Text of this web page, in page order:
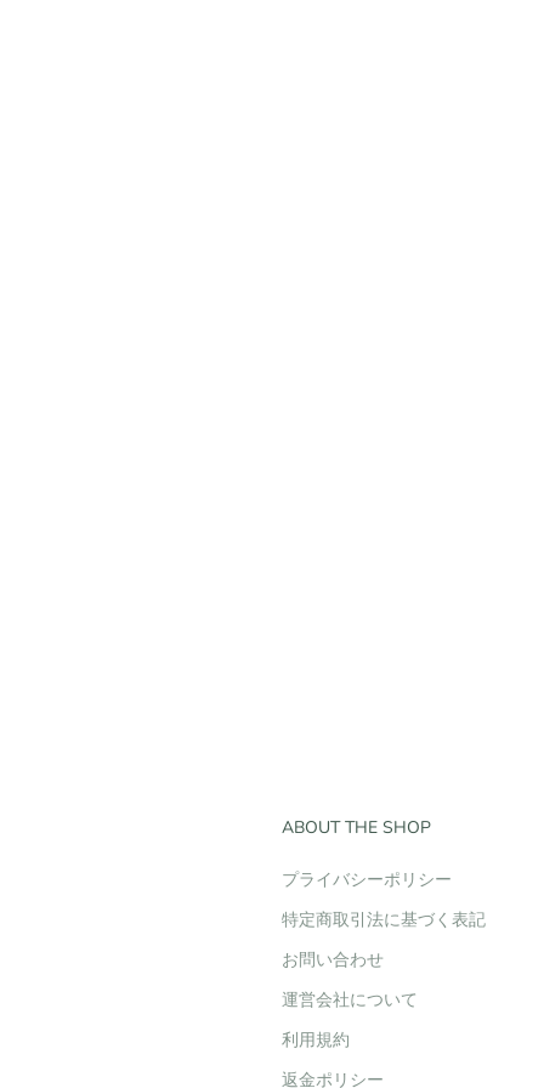
ABOUT THE SHOP
プライバシーポリシー
特定商取引法に基づく表記
お問い合わせ
運営会社について
利用規約
返金ポリシー